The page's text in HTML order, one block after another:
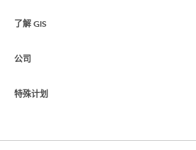
制图
Esri 社区
ArcGIS 博客
用户研究和测试
了解 GIS
什么是 GIS？
位置智能
培训
公司
关于 Esri
特殊计划